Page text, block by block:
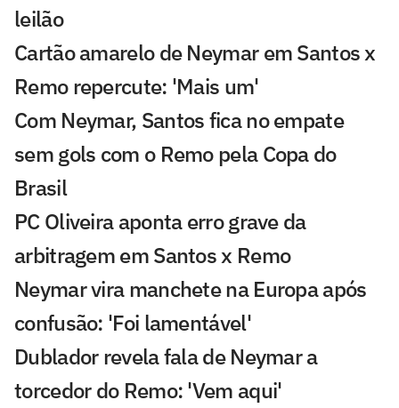
leilão
Cartão amarelo de Neymar em Santos x
Remo repercute: 'Mais um'
Com Neymar, Santos fica no empate
sem gols com o Remo pela Copa do
Brasil
PC Oliveira aponta erro grave da
arbitragem em Santos x Remo
Neymar vira manchete na Europa após
confusão: 'Foi lamentável'
Dublador revela fala de Neymar a
torcedor do Remo: 'Vem aqui'